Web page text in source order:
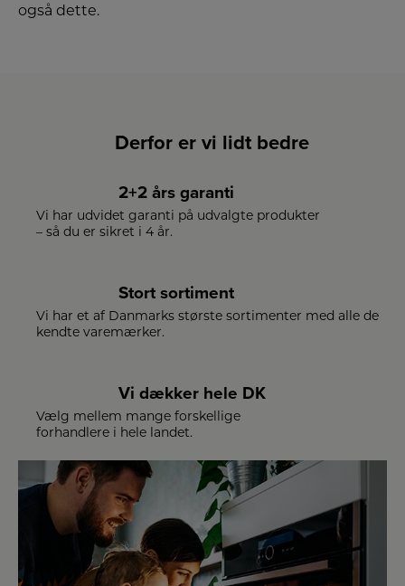
også dette.
Derfor er vi lidt bedre
2+2 års garanti
Vi har udvidet garanti på udvalgte produkter
– så du er sikret i 4 år.
Stort sortiment
Vi har et af Danmarks største sortimenter med alle de
kendte varemærker.
Vi dækker hele DK
Vælg mellem mange forskellige
forhandlere i hele landet.